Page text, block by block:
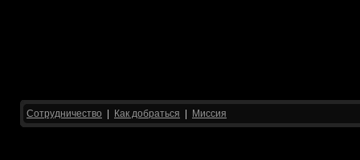
Сотрудничество Как добраться Миссия